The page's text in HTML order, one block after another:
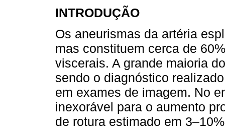
INTRODUÇÃO
Os aneurismas da artéria
mas constituem cerca de
viscerais. A grande maioria
sendo o diagnóstico
em exames de imagem. No
inexorável para o aumento
de rotura estimado em